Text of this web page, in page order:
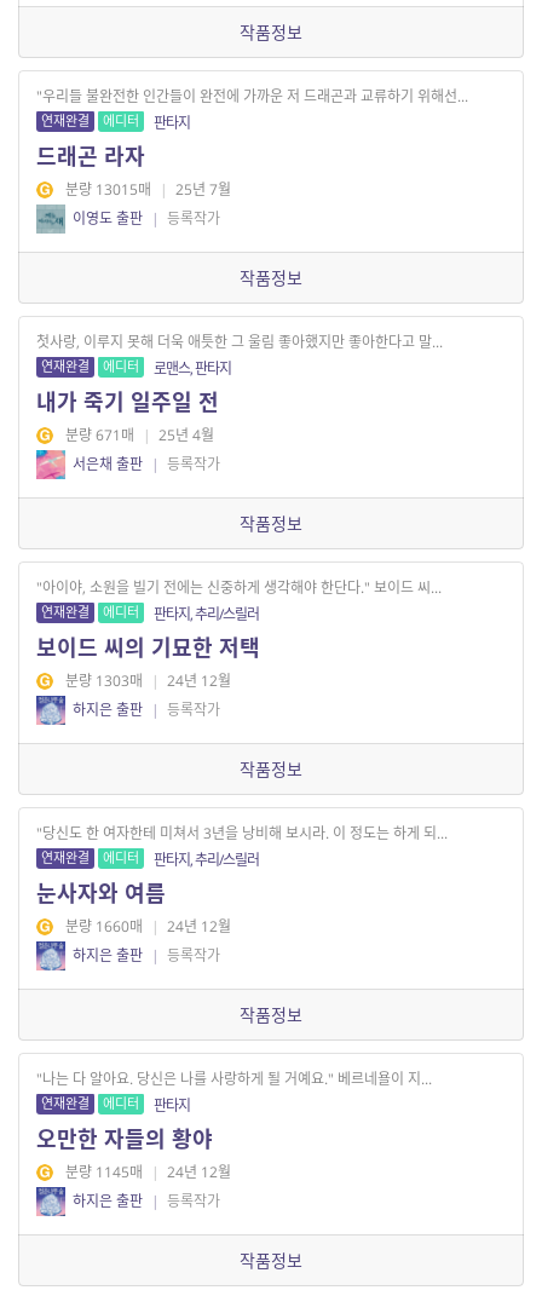
작품정보
"우리들 불완전한 인간들이 완전에 가까운 저 드래곤과 교류하기 위해선...
연재완결 에디터 판타지
드래곤 라자
분량 13015매 | 25년 7월
이영도 출판 | 등록작가
작품정보
첫사랑, 이루지 못해 더욱 애틋한 그 울림 좋아했지만 좋아한다고 말...
연재완결 에디터 로맨스, 판타지
내가 죽기 일주일 전
분량 671매 | 25년 4월
서은채 출판 | 등록작가
작품정보
"아이야, 소원을 빌기 전에는 신중하게 생각해야 한단다." 보이드 씨...
연재완결 에디터 판타지, 추리/스릴러
보이드 씨의 기묘한 저택
분량 1303매 | 24년 12월
하지은 출판 | 등록작가
작품정보
"당신도 한 여자한테 미쳐서 3년을 낭비해 보시라. 이 정도는 하게 되...
연재완결 에디터 판타지, 추리/스릴러
눈사자와 여름
분량 1660매 | 24년 12월
하지은 출판 | 등록작가
작품정보
"나는 다 알아요. 당신은 나를 사랑하게 될 거예요." 베르네욜이 지...
연재완결 에디터 판타지
오만한 자들의 황야
분량 1145매 | 24년 12월
하지은 출판 | 등록작가
작품정보